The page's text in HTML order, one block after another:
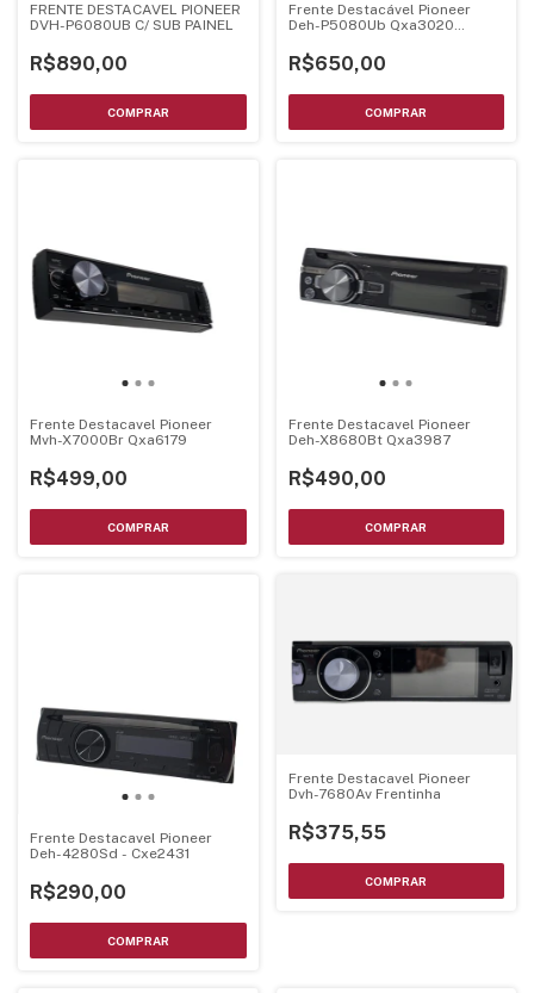
FRENTE DESTACAVEL PIONEER
DVH-P6080UB C/ SUB PAINEL
R$890,00
Frente Destacável Pioneer
Deh-P5080Ub Qxa3020
R$650,00
Frente Destacavel Pioneer
Mvh-X7000Br Qxa6179
R$499,00
Frente Destacavel Pioneer
Deh-X8680Bt Qxa3987
R$490,00
Frente Destacavel Pioneer
Deh-4280Sd - Cxe2431
R$290,00
Frente Destacavel Pioneer
Dvh-7680Av Frentinha
R$375,55